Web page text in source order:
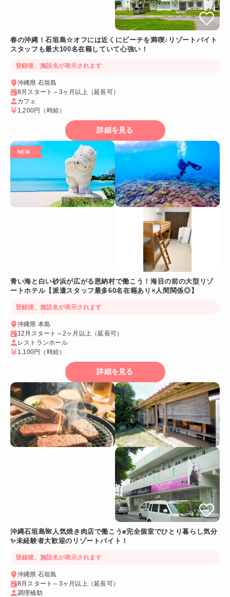
春の沖縄！石垣島☆オフには近くにビーチを満喫♪リゾートバイト
スタッフも最大100名在籍していて心強い！
登録後、施設名が表示されます
沖縄県 石垣島
8月スタート～3ヶ月以上（延長可）
カフェ
1,200円 （時給）
詳細を見る
青い海と白い砂浜が広がる恩納村で働こう！海目の前の大型リゾ
ートホテル【派遣スタッフ最多60名在籍あり×人間関係◎】
登録後、施設名が表示されます
沖縄県 本島
12月スタート～2ヶ月以上（延長可）
レストランホール
1,100円 （時給）
詳細を見る
沖縄石垣島🌺人気焼き肉店で働こう✊完全個室でひとり暮らし気分
✨未経験者大歓迎のリゾートバイト！
登録後、施設名が表示されます
沖縄県 石垣島
8月スタート～3ヶ月以上（延長可）
調理補助